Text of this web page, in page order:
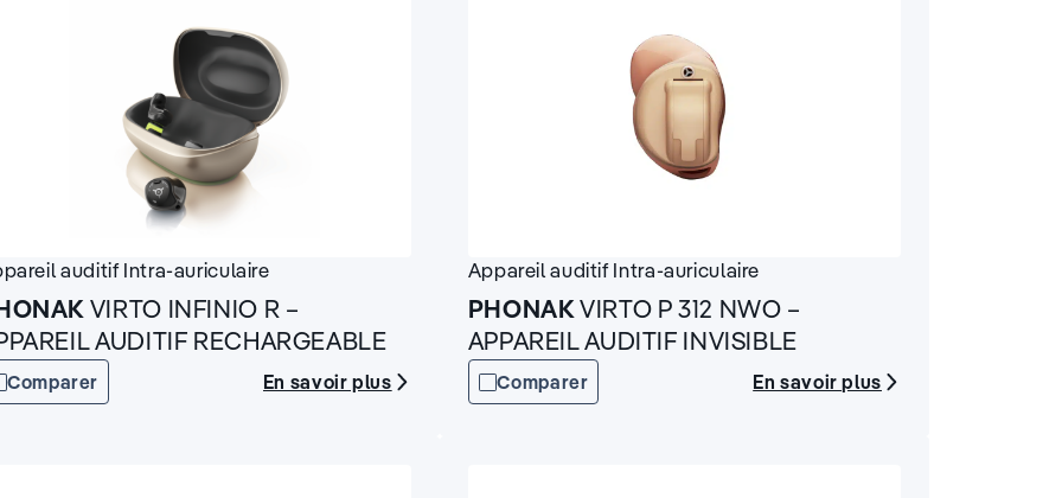
auditifIntra-auriculaire
VIRTO INFINIO R –
AUDITIF RECHARGEABLE
Comparer En savoir plus
Appareil auditifIntra-auriculaire
PHONAKVIRTO P 312 NWO –
APPAREIL AUDITIF INVISIBLE
Comparer En savoir plus